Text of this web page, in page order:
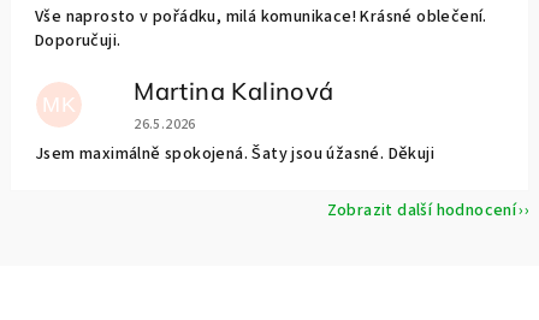
Vše naprosto v pořádku, milá komunikace! Krásné oblečení.
Doporučuji.
MK Martina Kalinová
Hodnocení obchodu je 5 z 5 hvězdiček.
26.5.2026
Jsem maximálně spokojená. Šaty jsou úžasné. Děkuji
Zobrazit další hodnocení